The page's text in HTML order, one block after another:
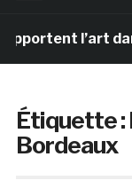
l’art dans
Étiquette :
Bordeaux